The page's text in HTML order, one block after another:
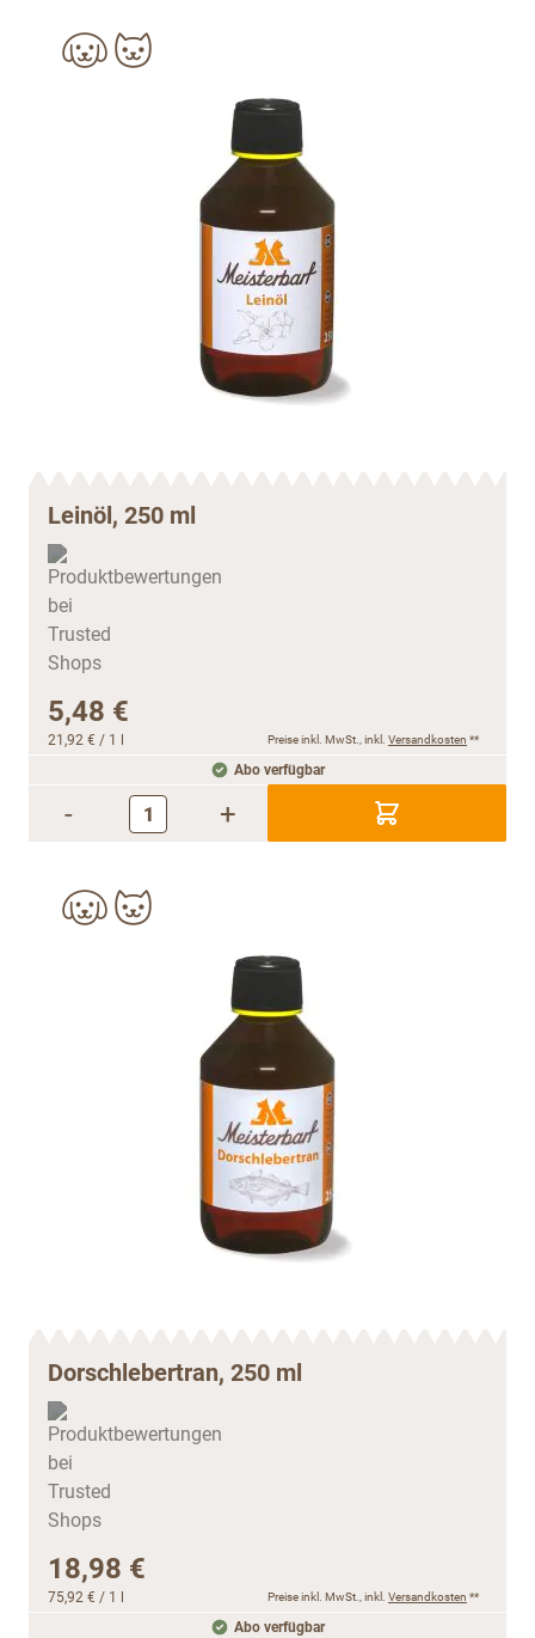
Leinöl, 250 ml
5,48 €
21,92 € / 1 l Preise inkl. MwSt., inkl. Versandkosten **
Abo verfügbar
- +
Dorschlebertran, 250 ml
18,98 €
75,92 € / 1 l Preise inkl. MwSt., inkl. Versandkosten **
Abo verfügbar